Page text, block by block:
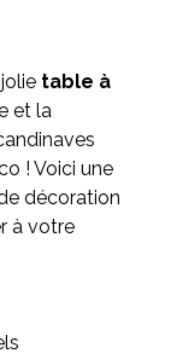
table à
et la
! Voici une
décoration
à votre